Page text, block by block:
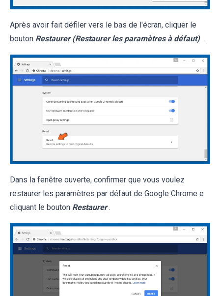
Après avoir fait défiler vers le bas de l'écran, cliquer le
bouton Restaurer (Restaurer les paramètres à défaut) .
Dans la fenêtre ouverte, confirmer que vous voulez
restaurer les paramètres par défaut de Google Chrome e
cliquant le bouton Restaurer .